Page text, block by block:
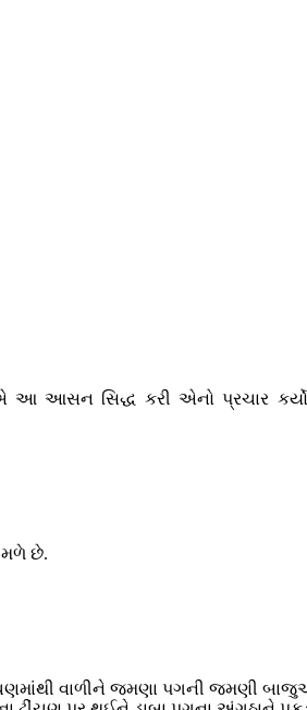
આ આસન સિદ્ધ કરી એનો પ્રચાર
મળે છે.
વાળીને જમણા પગની જમણી